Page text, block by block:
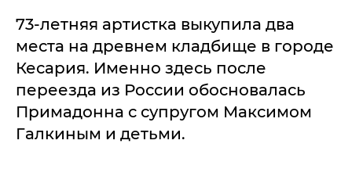
73-летняя артистка выкупила два
места на древнем кладбище в городе
Кесария. Именно здесь после
переезда из России обосновалась
Примадонна с супругом Максимом
Галкиным и детьми.